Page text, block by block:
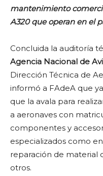
mantenimiento
A320 que operan en el
Concluida la auditoría
Agencia Nacional de
Dirección Técnica de
informó a FAdeA que
que la avala para
a aeronaves con
componentes y
especializados como
reparación de material
otros.